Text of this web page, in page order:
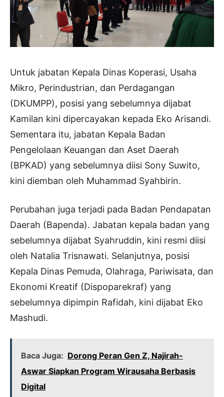
Untuk jabatan Kepala Dinas Koperasi, Usaha
Mikro, Perindustrian, dan Perdagangan
(DKUMPP), posisi yang sebelumnya dijabat
Kamilan kini dipercayakan kepada Eko Arisandi.
Sementara itu, jabatan Kepala Badan
Pengelolaan Keuangan dan Aset Daerah
(BPKAD) yang sebelumnya diisi Sony Suwito,
kini diemban oleh Muhammad Syahbirin.
Perubahan juga terjadi pada Badan Pendapatan
Daerah (Bapenda). Jabatan kepala badan yang
sebelumnya dijabat Syahruddin, kini resmi diisi
oleh Natalia Trisnawati. Selanjutnya, posisi
Kepala Dinas Pemuda, Olahraga, Pariwisata, dan
Ekonomi Kreatif (Dispoparekraf) yang
sebelumnya dipimpin Rafidah, kini dijabat Eko
Mashudi.
Baca Juga: Dorong Peran Gen Z, Najirah-
Aswar Siapkan Program Wirausaha Berbasis
Digital